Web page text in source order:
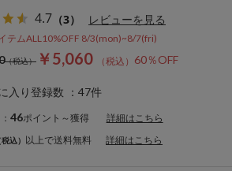
4.7 （3） レビューを見る
テムALL10%OFF 8/3(mon)~8/7(fri)
￥5,060 60％OFF
入り登録数 ：47件
： 46ポイント～獲得 詳細はこちら
以上で送料無料 詳細はこちら